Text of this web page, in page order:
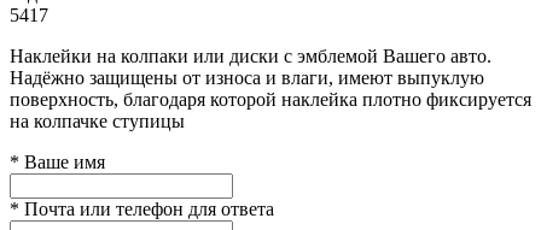
5417
Наклейки на колпаки или диски с эмблемой Вашего авто.
Надёжно защищены от износа и влаги, имеют выпуклую
поверхность, благодаря которой наклейка плотно фиксируется
на колпачке ступицы
* Ваше имя
* Почта или телефон для ответа